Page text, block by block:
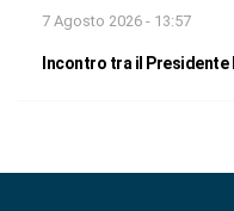
7 Agosto 2026 - 13:57
Incontro tra il Presidente